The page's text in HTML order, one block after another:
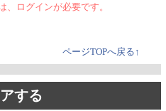
、ログインが必要です。
ページTOPへ戻る↑
する